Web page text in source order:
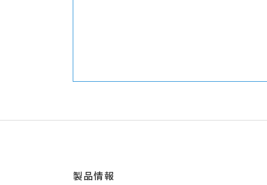
製品情報